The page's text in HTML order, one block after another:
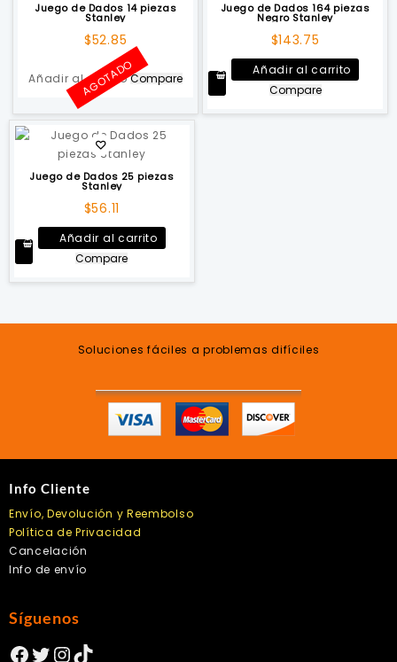
Juego de Dados 14 piezas
Stanley
$52.85
Añadir al carrito
AGOTADOCompare
Juego de Dados 164 piezas
Negro Stanley
$143.75
Añadir al carrito
Compare
Juego de Dados 25 piezas
Stanley
$56.11
Añadir al carrito
Compare
Soluciones fáciles a problemas difíciles
Info Cliente
Envío, Devolución y Reembolso
Política de Privacidad
Cancelación
Info de envío
Síguenos
Facebook
Twitter
Instagram
TikTok